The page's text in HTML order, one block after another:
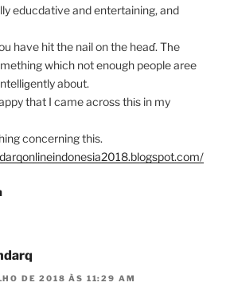
educdative and entertaining, and
have hit the nail on the heaɗ. Tһe
whіch not enough people aree
about.
that I came across thіs in my
concerning this.
DE 2018 ÀS 11:29 AM